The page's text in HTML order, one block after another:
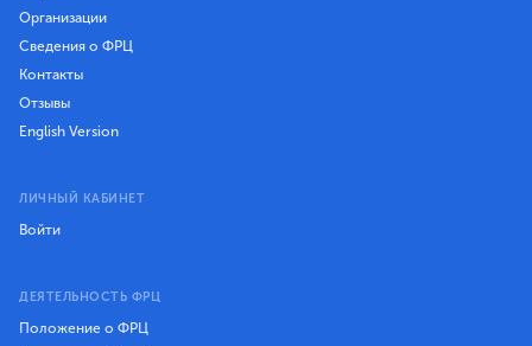
Организации
Сведения о ФРЦ
Контакты
Отзывы
English Version
ЛИЧНЫЙ КАБИНЕТ
Войти
ДЕЯТЕЛЬНОСТЬ ФРЦ
Положение о ФРЦ